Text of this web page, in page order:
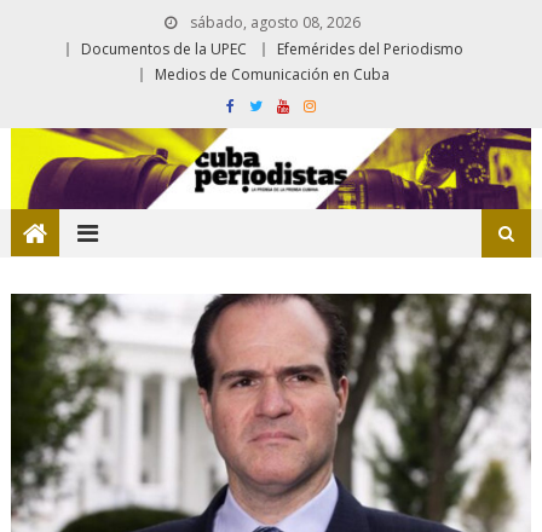
sábado, agosto 08, 2026
Documentos de la UPEC
Efemérides del Periodismo
Medios de Comunicación en Cuba